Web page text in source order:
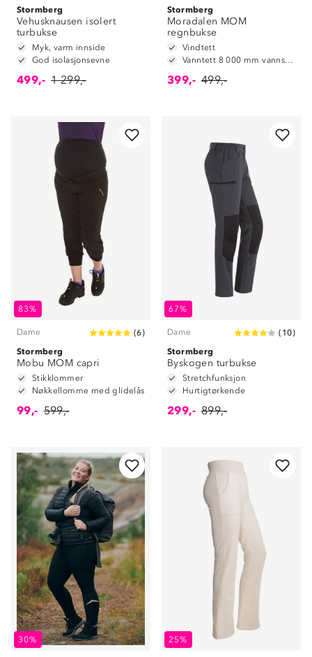
Stormberg
Vehusknausen isolert
turbukse
Myk, varm innside
God isolasjonsevne
499,- 1 299,-
Stormberg
Moradalen MOM
regnbukse
Vindtett
Vanntett 8 000 mm vannsøyle
399,- 499,-
83%
Dame (6)
Stormberg
Mobu MOM capri
Stikklommer
Nøkkellomme med glidelås
99,- 599,-
67%
Dame ( 10)
Stormberg
Byskogen turbukse
Stretchfunksjon
Hurtigtørkende
299,- 899,-
30% 25%